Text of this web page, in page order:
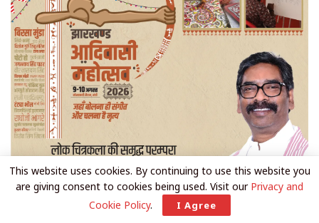
This website uses cookies. By continuing to use this website you
are giving consent to cookies being used. Visit our Privacy and
Cookie Policy. I Agree